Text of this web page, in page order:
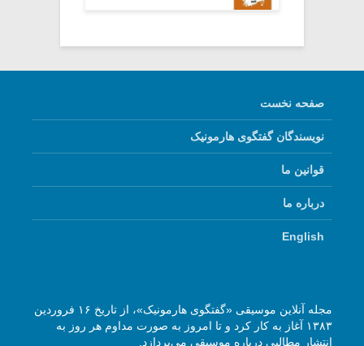
صفحه نخست
نویسندگان گفتگوی هارمونیک
قوانین ما
درباره ما
English
مجله آنلاین موسیقی «گفتگوی هارمونیک»، از تاریخ ۱۶ فروردین
۱۳۸۳ آغاز به کار کرد و تا امروز به صورت مداوم هر روز به
انتشار مطالبی درباره موسیقی می‌پردازد.